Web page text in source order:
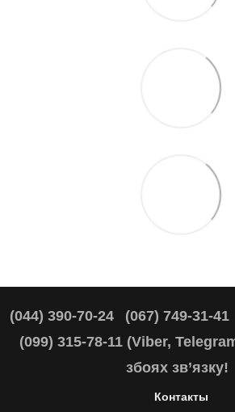
(044) 390-70-24 (067) 749-31-41
(099) 315-78-11 (Viber,
збоях зв’язку!
Контакты